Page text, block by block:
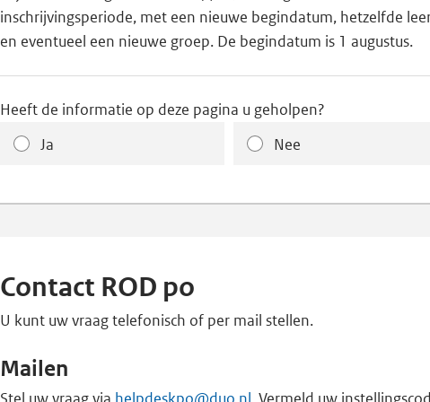
inschrijvingsperiode, met een nieuwe begindatum, hetzelfde
en eventueel een nieuwe groep. De begindatum is 1 augustus.
Heeft de informatie op deze pagina u geholpen?
Ja
Nee
Contact ROD po
U kunt uw vraag telefonisch of per mail stellen.
Mailen